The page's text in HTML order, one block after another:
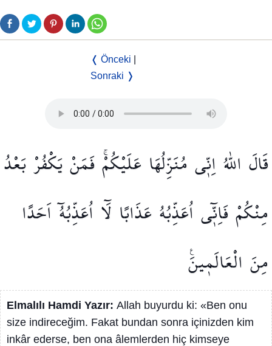
❬ Önceki
Sonraki ❭
قَالَ اللّٰهُاِنّ۪ي مُنَزِّلُهَا عَلَيْكُمْۚفَمَنْيَكْفُرْبَعْدُ
مِنْكُمْفَاِنّ۪ٓي اُعَذِّبُهُ عَذَابًا لَٓا اُعَذِّبُهُٓاَحَدًا
مِنَ الْعَالَم۪ينَ۟
Elmalılı Hamdi Yazır: Allah buyurdu ki: «Ben onu
size indireceğim. Fakat bundan sonra içinizden kim
inkâr ederse, ben ona âlemlerden hiç kimseye